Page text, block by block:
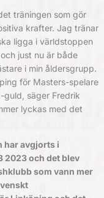
träningen som gör
krafter. Jag tränar
ligga i världstoppen
just nu är både
i min åldersgrupp.
för Masters-spelare
guld, säger Fredrik
lyckas med det
har avgjorts i
2023 och det blev
som vann mer